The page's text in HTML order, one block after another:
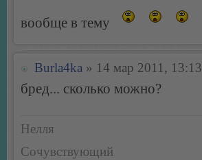
вообще в тему
Burla4ka » 14 мар 2011, 13:13
бред... сколько можно?
Нелля
Сочувствующий